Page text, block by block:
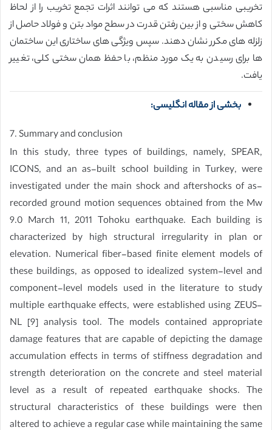
تخریبی مناسبی هستند که می توانند اثرات تجمع تخریب را از لحاظ
کاهش سختی و از بین رفتن قدرت در سطح مواد بتن و فولاد حاصل از
زلزله های مکرر نشان دهند. سپس ویژگی های ساختاری این ساختمان
ها برای رسیدن به یک مورد منظم، با حفظ همان سختی کلی، تغییر
یافت.
بخشی از مقاله انگلیسی:
7. Summary and conclusion
In this study, three types of buildings, namely, SPEAR,
ICONS, and an as-built school building in Turkey, were
investigated under the main shock and aftershocks of as-
recorded ground motion sequences obtained from the Mw
9.0 March 11, 2011 Tohoku earthquake. Each building is
characterized by high structural irregularity in plan or
elevation. Numerical fiber-based finite element models of
these buildings, as opposed to idealized system-level and
component-level models used in the literature to study
multiple earthquake effects, were established using ZEUS-
NL [9] analysis tool. The models contained appropriate
damage features that are capable of depicting the damage
accumulation effects in terms of stiffness degradation and
strength deterioration on the concrete and steel material
level as a result of repeated earthquake shocks. The
structural characteristics of these buildings were then
altered to achieve a regular case while maintaining the same